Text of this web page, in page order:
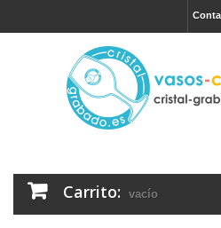
Carrito: vacío